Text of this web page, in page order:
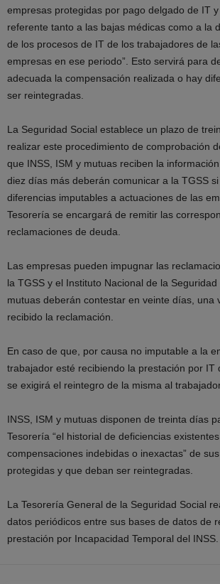
empresas protegidas por pago delgado de IT
referente tanto a las bajas médicas como a la
de los procesos de IT de los trabajadores de
empresas en ese periodo”. Esto servirá para
adecuada la compensación realizada o hay
ser reintegradas.
La Seguridad Social establece un plazo de
realizar este procedimiento de comprobación
que INSS, ISM y mutuas reciben la
diez días más deberán comunicar a la TGSS
diferencias imputables a actuaciones de las
Tesorería se encargará de remitir las
reclamaciones de deuda.
Las empresas pueden impugnar las
la TGSS y el Instituto Nacional de la
mutuas deberán contestar en veinte días, una
recibido la reclamación.
En caso de que, por causa no imputable a la
trabajador esté recibiendo la prestación por IT
se exigirá el reintegro de la misma al
INSS, ISM y mutuas disponen de treinta días
Tesorería “el historial de deficiencias
compensaciones indebidas o inexactas” de
protegidas y que deban ser reintegradas.
La Tesorería General de la Seguridad Social
datos periódicos entre sus bases de datos de
prestación por Incapacidad Temporal del INSS.